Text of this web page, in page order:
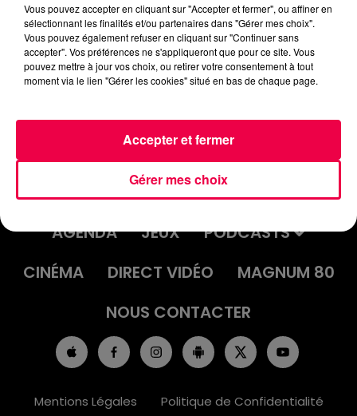
podcasts/2023/02/Pierre-CASTOR-23.02-Le-
language-secret-des-bouchers-.mp3
ACCUEIL INFOS
EMISSIONS
AGENDA
JEUX
PODCASTS
CINÉMA
DIRECT VIDÉO
MAGNUM 80
NOUS CONTACTER
Mentions Légales Politique de Confidentialité
Vous pouvez accepter en cliquant sur "Accepter et fermer", ou affiner en
sélectionnant les finalités et/ou partenaires dans "Gérer mes choix".
Vous pouvez également refuser en cliquant sur "Continuer sans
accepter". Vos préférences ne s'appliqueront que pour ce site. Vous
pouvez mettre à jour vos choix, ou retirer votre consentement à tout
moment via le lien "Gérer les cookies" situé en bas de chaque page.
Gérer mes choix
Accepter et fermer